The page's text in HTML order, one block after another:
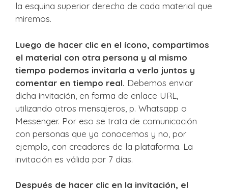
la esquina superior derecha de cada material que
miremos.
Luego de hacer clic en el ícono, compartimos
el material con otra persona y al mismo
tiempo podemos invitarla a verlo juntos y
comentar en tiempo real. Debemos enviar
dicha invitación, en forma de enlace URL,
utilizando otros mensajeros, p. Whatsapp o
Messenger. Por eso se trata de comunicación
con personas que ya conocemos y no, por
ejemplo, con creadores de la plataforma. La
invitación es válida por 7 días.
Después de hacer clic en la invitación, el